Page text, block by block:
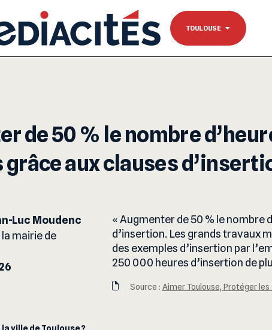
TOULOUSE
NANTES
TOULOUSE
Se connecter
de 50 % le nombre
aux clauses
Luc Moudenc
mairie de
Augmenter de 50 % le nombre
d’insertion. Les grands travaux
des exemples d’insertion par
250 000 heures d’insertion de
Source : Aimer Toulouse, Protéger les